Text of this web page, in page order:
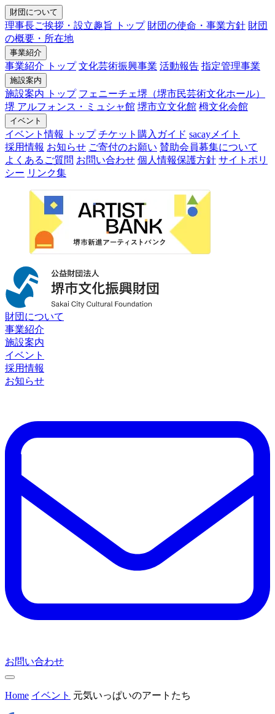
財団について
理事長ご挨拶・設立趣旨 トップ 財団の使命・事業方針 財団
の概要・所在地
事業紹介
事業紹介 トップ 文化芸術振興事業 活動報告 指定管理事業
施設案内
施設案内 トップ フェニーチェ堺（堺市民芸術文化ホール）
堺 アルフォンス・ミュシャ館 堺市立文化館 栂文化会館
イベント
イベント情報 トップ チケット購入ガイド sacayメイト
採用情報 お知らせ ご寄付のお願い 賛助会員募集について
よくあるご質問 お問い合わせ 個人情報保護方針 サイトポリ
シー リンク集
財団について
事業紹介
施設案内
イベント
採用情報
お知らせ
お問い合わせ
Home イベント 元気いっぱいのアートたち